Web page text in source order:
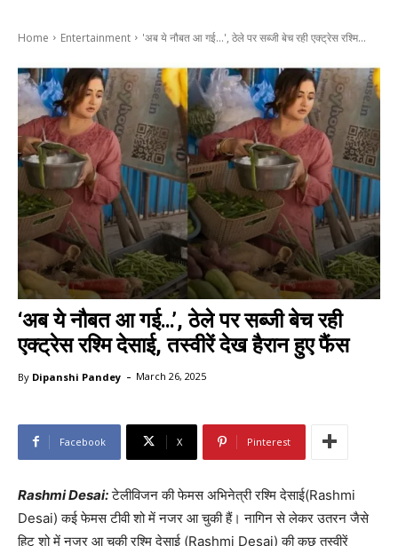
Home Entertainment 'अब ये नौबत आ गई...', ठेले पर सब्जी बेच रही एक्ट्रेस रश्मि...
‘अब ये नौबत आ गई…’, ठेले पर सब्जी बेच रही
एक्ट्रेस रश्मि देसाई, तस्वीरें देख हैरान हुए फैंस
By Dipanshi Pandey - March 26, 2025
Facebook X Pinterest
Rashmi Desai: टेलीविजन की फेमस अभिनेत्री रश्मि देसाई(Rashmi
Desai) कई फेमस टीवी शो में नजर आ चुकी हैं। नागिन से लेकर उतरन जैसे
हिट शो में नजर आ चुकी रश्मि देसाई (Rashmi Desai) की कुछ तस्वीरें